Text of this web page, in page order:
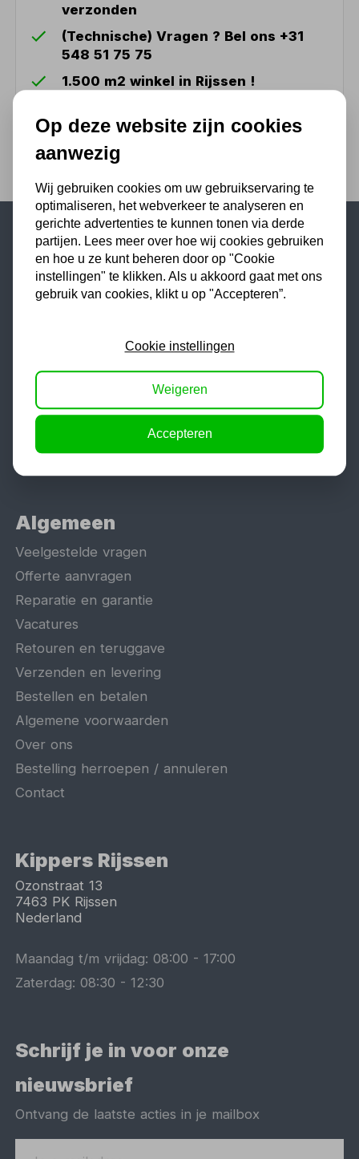
verzonden
(Technische) Vragen ? Bel ons +31
548 51 75 75
1.500 m2 winkel in Rijssen !
Populaire categorieën
Werkplaatsinrichting
Hefbrug
Motorlift
Heftafel
Algemeen
Veelgestelde vragen
Offerte aanvragen
Reparatie en garantie
Vacatures
Retouren en teruggave
Verzenden en levering
Bestellen en betalen
Algemene voorwaarden
Over ons
Bestelling herroepen / annuleren
Contact
Kippers Rijssen
Ozonstraat 13
7463 PK Rijssen
Nederland
Maandag t/m vrijdag:08:00 -17:00
Zaterdag:08:30 -12:30
Schrijf je in voor onze
nieuwsbrief
Ontvang de laatste acties in je mailbox
Op deze website zijn cookies
aanwezig
Wij gebruiken cookies om uw gebruikservaring te
optimaliseren, het webverkeer te analyseren en
gerichte advertenties te kunnen tonen via derde
partijen. Lees meer over hoe wij cookies gebruiken
en hoe u ze kunt beheren door op "Cookie
instellingen" te klikken. Als u akkoord gaat met ons
gebruik van cookies, klikt u op "Accepteren”.
Cookie instellingen
Weigeren
Accepteren